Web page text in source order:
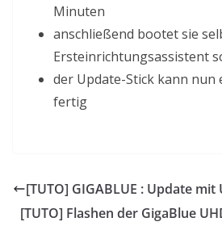
Minuten
anschließend bootet sie
Ersteinrichtungsassistent
der Update-Stick kann
fertig
[TUTO] GIGABLUE : Update mit
[TUTO] Flashen der GigaBlue